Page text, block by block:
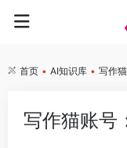
首页 • AI知识库 • 写作
写作猫账号